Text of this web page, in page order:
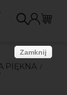
Zamknij
PIĘKNA